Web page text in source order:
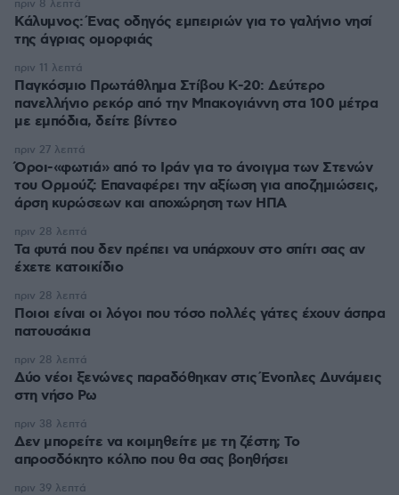
Κάλυμνος: Ένας οδηγός εμπειριών για το γαλήνιο νησί
της άγριας ομορφιάς
πριν 8 λεπτά
Παγκόσμιο Πρωτάθλημα Στίβου Κ-20: Δεύτερο
πανελλήνιο ρεκόρ από την Μπακογιάννη στα 100 μέτρα
με εμπόδια, δείτε βίντεο
πριν 11 λεπτά
Όροι-«φωτιά» από το Ιράν για το άνοιγμα των Στενών
του Ορμούζ: Επαναφέρει την αξίωση για αποζημιώσεις,
άρση κυρώσεων και αποχώρηση των ΗΠΑ
πριν 27 λεπτά
Τα φυτά που δεν πρέπει να υπάρχουν στο σπίτι σας αν
έχετε κατοικίδιο
πριν 28 λεπτά
Ποιοι είναι οι λόγοι που τόσο πολλές γάτες έχουν άσπρα
πατουσάκια
πριν 28 λεπτά
Δύο νέοι ξενώνες παραδόθηκαν στις Ένοπλες Δυνάμεις
στη νήσο Ρω
πριν 28 λεπτά
Δεν μπορείτε να κοιμηθείτε με τη ζέστη; Το
απροσδόκητο κόλπο που θα σας βοηθήσει
πριν 38 λεπτά
πριν 39 λεπτά